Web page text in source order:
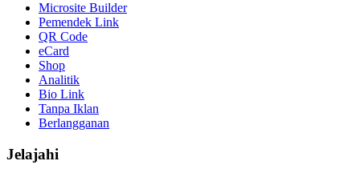
Microsite Builder
Pemendek Link
QR Code
eCard
Shop
Analitik
Bio Link
Tanpa Iklan
Berlangganan
Jelajahi